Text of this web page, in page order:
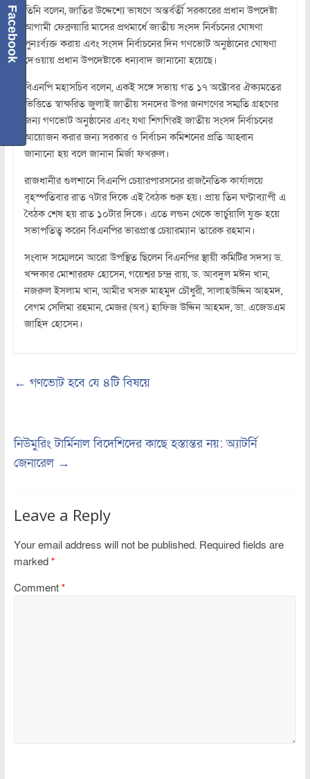
তিনি বলেন, জাতির উদ্দেশ্যে ভাষণে অন্তর্বর্তী সরকারের প্রধান উপদেষ্টা
আগামী ফেব্রুয়ারি মাসের প্রথমার্ধে জাতীয় সংসদ নির্বচনের ঘোষণা
পুনঃর্ব্যক্ত করায় এবং সংসদ নির্বাচনের দিন গণভোট অনুষ্ঠানের ঘোষণা
দেওয়ায় প্রধান উপদেষ্টাকে ধন্যবাদ জানানো হয়েছে।
বিএনপি মহাসচিব বলেন, একই সঙ্গে সভায় গত ১৭ অক্টোবর ঐক্যমতের
ভিত্তিতে স্বাক্ষরিত জুলাই জাতীয় সনদের উপর জনগণের সম্মতি গ্রহণের
জন্য গণভোট অনুষ্ঠানের এবং যথা শিগগিরই জাতীয় সংসদ নির্বাচনের
আয়োজন করার জন্য সরকার ও নির্বাচন কমিশনের প্রতি আহ্বান
জানানো হয় বলে জানান মির্জা ফখরুল।
রাজধানীর গুলশানে বিএনপি চেয়ারপারসনের রাজনৈতিক কার্যালয়ে
বৃহস্পতিবার রাত ৭টার দিকে এই বৈঠক শুরু হয়। প্রায় তিন ঘণ্টাব্যাপী এ
বৈঠক শেষ হয় রাত ১০টার দিকে। এতে লন্ডন থেকে ভার্চুয়ালি যুক্ত হয়ে
সভাপতিত্ব করেন বিএনপির ভারপ্রাপ্ত চেয়ারম্যান তারেক রহমান।
সংবাদ সম্মেলনে আরো উপস্থিত ছিলেন বিএনপির স্থায়ী কমিটির সদস্য ড.
খন্দকার মোশাররফ হোসেন, গয়েশ্বর চন্দ্র রায়, ড. আবদুল মঈন খান,
নজরুল ইসলাম খান, আমীর খসরু মাহমুদ চৌধুরী, সালাহউদ্দিন আহমদ,
বেগম সেলিমা রহমান, মেজর (অব.) হাফিজ উদ্দিন আহমদ, ডা. এজেডএম
জাহিদ হোসেন।
← গণভোট হবে যে ৪টি বিষয়ে
নিউমুরিং টার্মিনাল বিদেশিদের কাছে হস্তান্তর নয়: অ্যাটর্নি
জেনারেল →
Leave a Reply
Your email address will not be published. Required fields are
marked *
Comment *
Facebook